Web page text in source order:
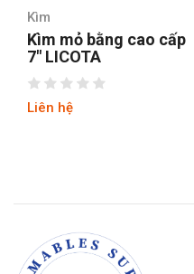
Kìm
Kìm mỏ bằng cao cấp
7″ LICOTA
Liên hệ